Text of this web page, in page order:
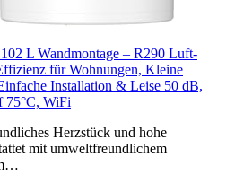
L Wandmontage – R290 Luft-
für Wohnungen, Kleine
Installation & Leise 50 dB,
75°C, WiFi
Herzstück und hohe
mit umweltfreundlichem